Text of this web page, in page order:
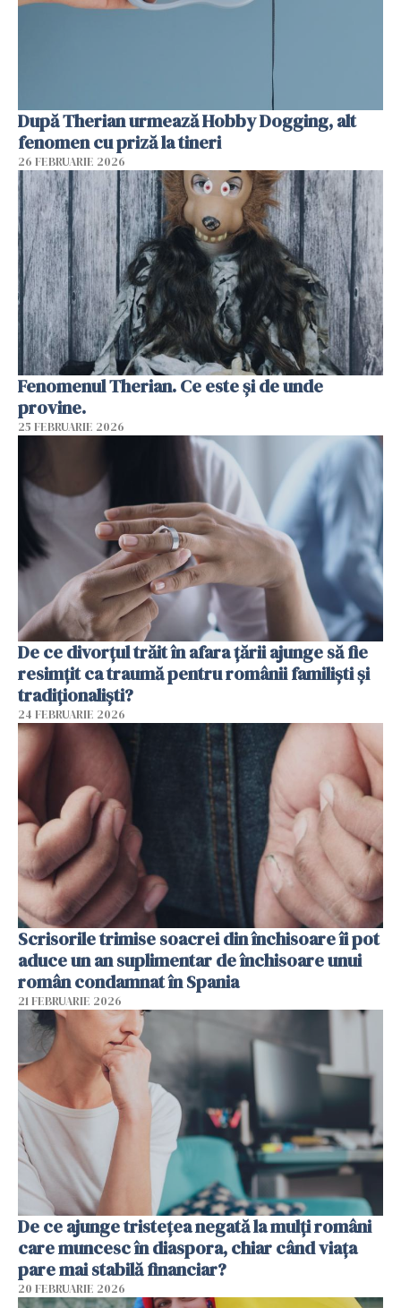
După Therian urmează Hobby Dogging, alt
fenomen cu priză la tineri
26 FEBRUARIE 2026
Fenomenul Therian. Ce este și de unde
provine.
25 FEBRUARIE 2026
De ce divorțul trăit în afara țării ajunge să fie
resimțit ca traumă pentru românii familiști și
tradiționaliști?
24 FEBRUARIE 2026
Scrisorile trimise soacrei din închisoare îi pot
aduce un an suplimentar de închisoare unui
român condamnat în Spania
21 FEBRUARIE 2026
De ce ajunge tristețea negată la mulți români
care muncesc în diaspora, chiar când viața
pare mai stabilă financiar?
20 FEBRUARIE 2026